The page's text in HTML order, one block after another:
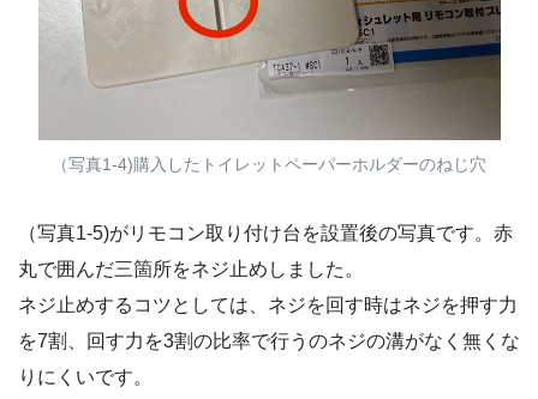
（写真1-4)購入したトイレットペーパーホルダーのねじ穴
（写真1-5)がリモコン取り付け台を設置後の写真です。赤
丸で囲んだ三箇所をネジ止めしました。
ネジ止めするコツとしては、ネジを回す時はネジを押す力
を7割、回す力を3割の比率で行うのネジの溝がなく無くな
りにくいです。